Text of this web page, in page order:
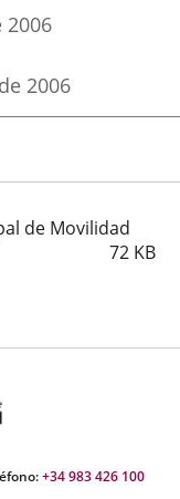
externa.
2006
2006
de Movilidad
72 KB
+34 983 426 100